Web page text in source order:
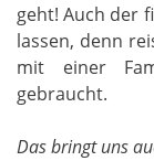
geht! Auch der
lassen, denn
mit einer
gebraucht.
Das bringt uns